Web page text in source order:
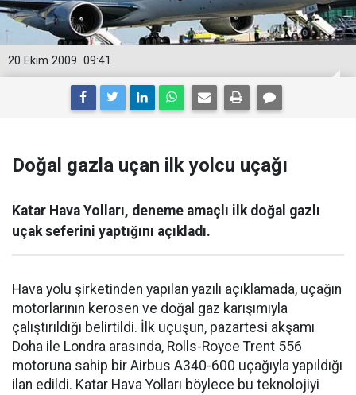
09:41
20 Ekim 2009
Doğal gazla uçan ilk yolcu uçağı
Katar Hava Yolları, deneme amaçlı ilk doğal gazlı
uçak seferini yaptığını açıkladı.
Hava yolu şirketinden yapılan yazılı açıklamada, uçağın
motorlarının kerosen ve doğal gaz karışımıyla
çalıştırıldığı belirtildi. İlk uçuşun, pazartesi akşamı
Doha ile Londra arasında, Rolls-Royce Trent 556
motoruna sahip bir Airbus A340-600 uçağıyla yapıldığı
ilan edildi. Katar Hava Yolları böylece bu teknolojiyi